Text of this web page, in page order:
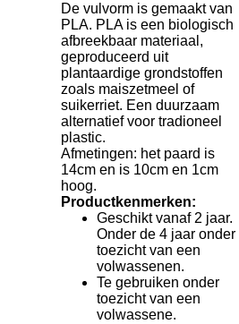
De vulvorm is gemaakt van
PLA. PLA is een biologisch
afbreekbaar materiaal,
geproduceerd uit
plantaardige grondstoffen
zoals maiszetmeel of
suikerriet. Een duurzaam
alternatief voor tradioneel
plastic.
Afmetingen: het paard is
14cm en is 10cm en 1cm
hoog.
Productkenmerken:
Geschikt vanaf 2 jaar.
Onder de 4 jaar onder
toezicht van een
volwassenen.
Te gebruiken onder
toezicht van een
volwassene.